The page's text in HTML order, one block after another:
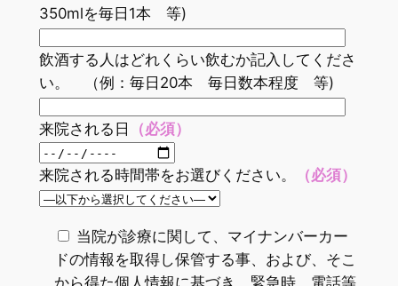
350mlを毎日1本 等)
飲酒する人はどれくらい飲むか記入してくださ
い。 （例：毎日20本 毎日数本程度 等)
来院される日 （必須）
来院される時間帯をお選びください。 （必須）
当院が診療に関して、マイナンバーカー
ドの情報を取得し保管する事、および、そこ